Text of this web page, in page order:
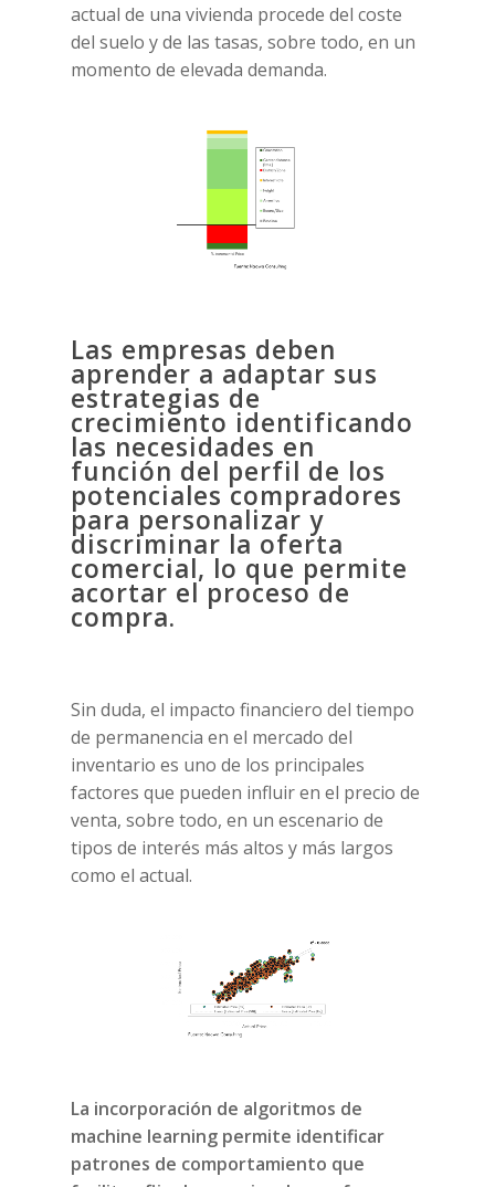
actual de una vivienda procede del coste
del suelo y de las tasas, sobre todo, en un
momento de elevada demanda.
Las empresas deben
aprender a adaptar sus
estrategias de
crecimiento identificando
las necesidades en
función del perfil de los
potenciales compradores
para personalizar y
discriminar la oferta
comercial, lo que permite
acortar el proceso de
compra.
Sin duda, el impacto financiero del tiempo
de permanencia en el mercado del
inventario es uno de los principales
factores que pueden influir en el precio de
venta, sobre todo, en un escenario de
tipos de interés más altos y más largos
como el actual.
La incorporación de algoritmos de
machine learning permite identificar
patrones de comportamiento que